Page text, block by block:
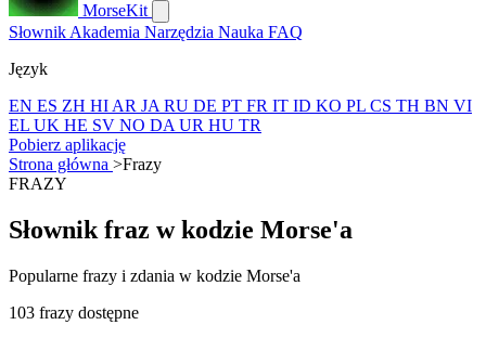
MorseKit
Słownik Akademia Narzędzia Nauka FAQ
Język
EN ES ZH HI AR JA RU DE PT FR IT ID KO PL CS TH BN VI
EL UK HE SV NO DA UR HU TR
Pobierz aplikację
Strona główna >Frazy
FRAZY
Słownik fraz w kodzie Morse'a
Popularne frazy i zdania w kodzie Morse'a
103 frazy dostępne